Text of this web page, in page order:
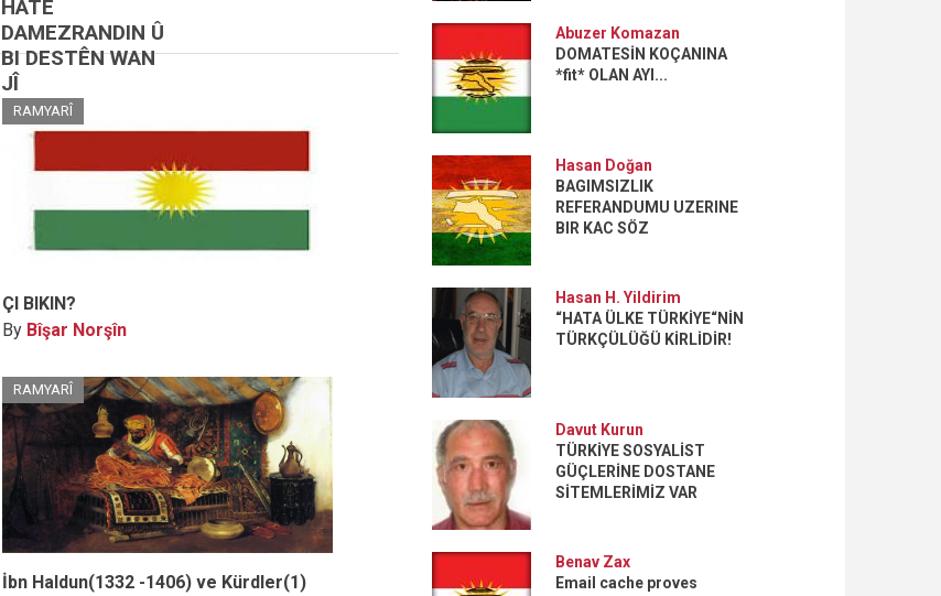
HATE
DAMEZRANDIN Û
BI DESTÊN WAN
JÎ
RAMYARÎ
ÇI BIKIN?
By Bîşar Norşîn
RAMYARÎ
İbn Haldun(1332 -1406) ve Kürdler(1)
Abuzer Komazan
DOMATESİN KOÇANINA
*fit* OLAN AYI...
Hasan Doğan
BAGIMSIZLIK
REFERANDUMU UZERINE
BIR KAC SÖZ
Hasan H. Yildirim
“HATA ÜLKE TÜRKİYE“NİN
TÜRKÇÜLÜĞÜ KİRLİDİR!
Davut Kurun
TÜRKİYE SOSYALİST
GÜÇLERİNE DOSTANE
SİTEMLERİMİZ VAR
Benav Zax
Email cache proves